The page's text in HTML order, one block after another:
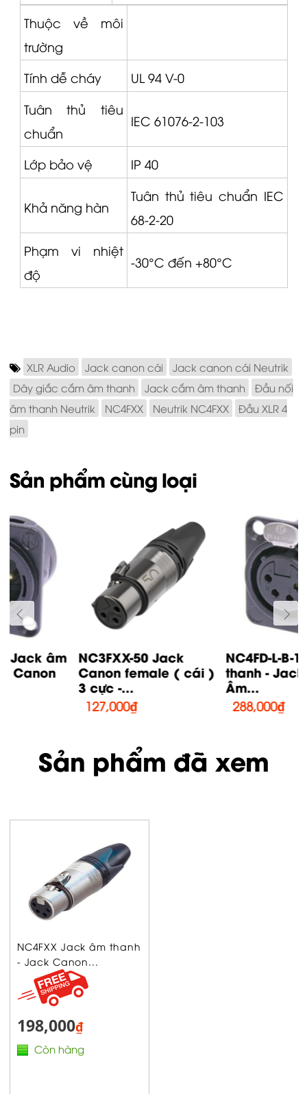
Thuộc về môi
trường
Tính dễ cháy
UL 94 V-0
Tuân thủ tiêu
chuẩn
IEC 61076-2-103
Lớp bảo vệ IP 40
Khả năng hàn
Tuân thủ tiêu chuẩn IEC
68-2-20
Phạm vi nhiệt
độ
-30°C đến +80°C
XLR Audio Jack canon cái
Jack canon cái Neutrik
Dây giắc cắm âm thanh
Jack cắm âm thanh
Đầu nối
âm thanh Neutrik
NC4FXX Neutrik NC4FXX
Đầu XLR 4
pin
Sản phẩm cùng loại
NC3FXX-50 Jack
Canon female ( cái )
NC4FD-L-B-1 Jack âm
thanh - Jack Canon
Âm...
Sản phẩm đã xem
NC4FXX Jack âm thanh
- Jack Canon...
198,000₫
Còn hàng